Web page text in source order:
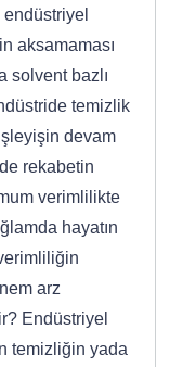
aksamaması
solvent bazlı
temizlik
devam
rekabetin
verimlilikte
hayatın
arz
Endüstriyel
temizliğin yada